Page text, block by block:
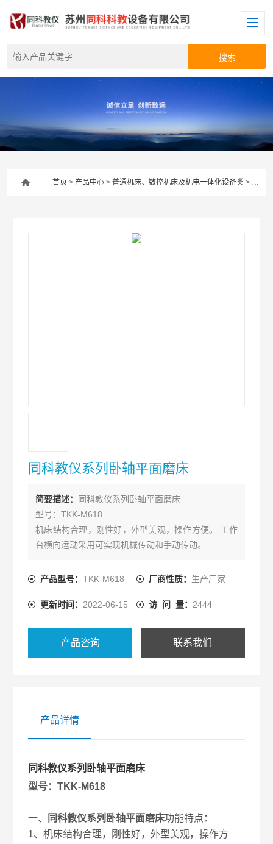
首页 >产品中心 >普通机床、数控机床及机电一体化设备类 > 生产
同科教仪系列卧轴平面磨床
简要描述：
同科教仪系列卧轴平面磨床
型号：TKK-M618
机床结构合理，刚性好，外型美观，操作方便。 工作
台横向运动采用可实现机械传动和手动传动。
产品型号：TKK-M618 厂商性质： 生产厂家
更新时间： 2022-06-15 访 问 量： 2444
产品咨询 联系我们
产品详情
同科教仪系列卧轴平面磨床
型号：TKK-M618
一、 同科教仪系列卧轴平面磨床功能特点：
1、机床结构合理，刚性好，外型美观，操作方